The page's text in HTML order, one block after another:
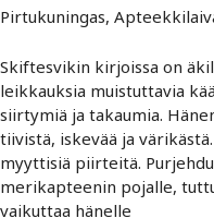
Pirtukuningas,
Skiftesvikin kirjoissa on
leikkauksia muistuttavia
siirtymiä ja takaumia.
tiivistä, iskevää ja
myyttisiä piirteitä.
merikapteenin pojalle,
vaikuttaa hänelle